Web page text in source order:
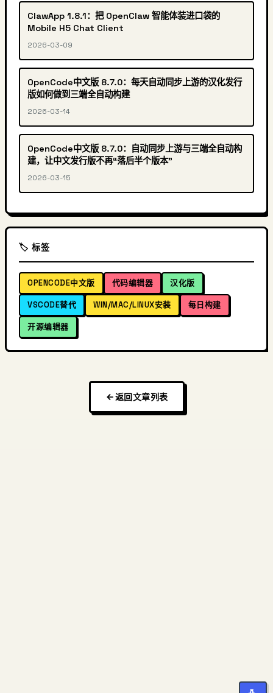
ClawApp 1.8.1：把 OpenClaw 智能体装进口袋的
Mobile H5 Chat Client
2026-03-09
OpenCode中文版 8.7.0：每天自动同步上游的汉化发行
版如何做到三端全自动构建
2026-03-14
OpenCode中文版 8.7.0：自动同步上游与三端全自动构
建，让中文发行版不再“落后半个版本”
2026-03-15
🏷️ 标签
OPENCODE中文版 代码编辑器 汉化版
VSCODE替代 WIN/MAC/LINUX安装 每日构建
开源编辑器
返回文章列表